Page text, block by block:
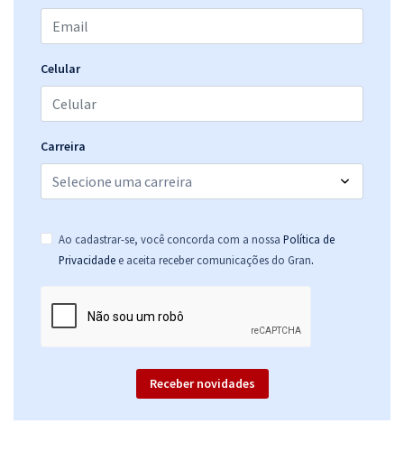
Celular
Carreira
Ao cadastrar-se, você concorda com a nossa Política de
Privacidade e aceita receber comunicações do Gran.
Receber novidades